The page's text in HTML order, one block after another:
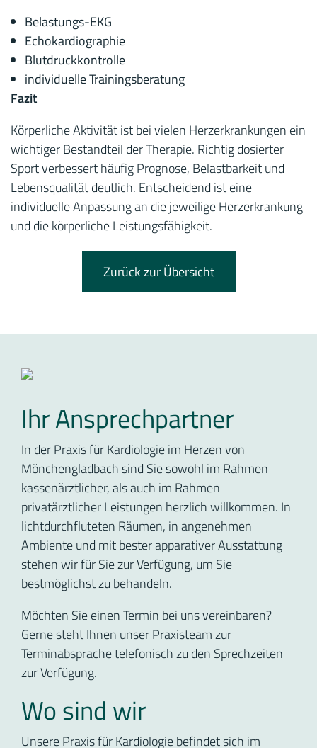
Belastungs-EKG
Echokardiographie
Blutdruckkontrolle
individuelle Trainingsberatung
Fazit
Körperliche Aktivität ist bei vielen Herzerkrankungen ein
wichtiger Bestandteil der Therapie. Richtig dosierter
Sport verbessert häufig Prognose, Belastbarkeit und
Lebensqualität deutlich. Entscheidend ist eine
individuelle Anpassung an die jeweilige Herzerkrankung
und die körperliche Leistungsfähigkeit.
Zurück zur Übersicht
Ihr Ansprechpartner
In der Praxis für Kardiologie im Herzen von
Mönchengladbach sind Sie sowohl im Rahmen
kassenärztlicher, als auch im Rahmen
privatärztlicher Leistungen herzlich willkommen. In
lichtdurchfluteten Räumen, in angenehmen
Ambiente und mit bester apparativer Ausstattung
stehen wir für Sie zur Verfügung, um Sie
bestmöglichst zu behandeln.
Möchten Sie einen Termin bei uns vereinbaren?
Gerne steht Ihnen unser Praxisteam zur
Terminabsprache telefonisch zu den Sprechzeiten
zur Verfügung.
Wo sind wir
Unsere Praxis für Kardiologie befindet sich im